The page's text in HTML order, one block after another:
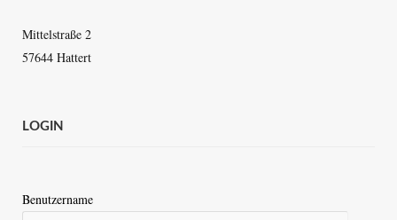
Mittelstraße 2
57644 Hattert
LOGIN
Benutzername